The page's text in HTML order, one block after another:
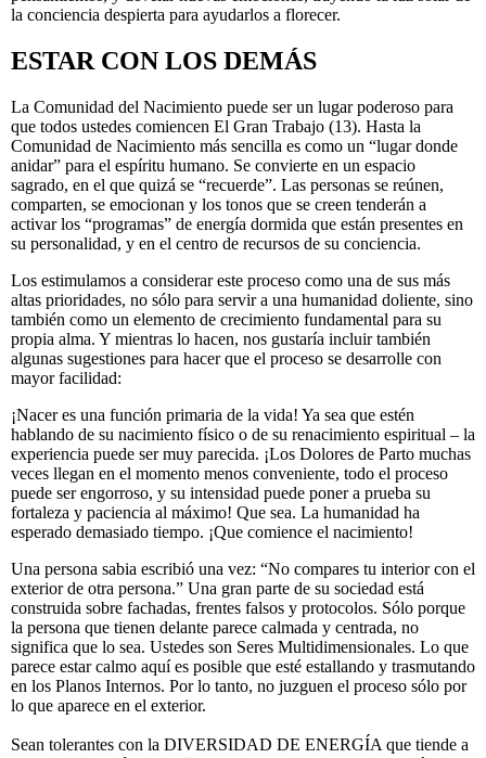
la conciencia despierta para ayudarlos a florecer.
ESTAR CON LOS DEMÁS
La Comunidad del Nacimiento puede ser un lugar poderoso para
que todos ustedes comiencen El Gran Trabajo (13). Hasta la
Comunidad de Nacimiento más sencilla es como un “lugar donde
anidar” para el espíritu humano. Se convierte en un espacio
sagrado, en el que quizá se “recuerde”. Las personas se reúnen,
comparten, se emocionan y los tonos que se creen tenderán a
activar los “programas” de energía dormida que están presentes en
su personalidad, y en el centro de recursos de su conciencia.
Los estimulamos a considerar este proceso como una de sus más
altas prioridades, no sólo para servir a una humanidad doliente, sino
también como un elemento de crecimiento fundamental para su
propia alma. Y mientras lo hacen, nos gustaría incluir también
algunas sugestiones para hacer que el proceso se desarrolle con
mayor facilidad:
¡Nacer es una función primaria de la vida! Ya sea que estén
hablando de su nacimiento físico o de su renacimiento espiritual – la
experiencia puede ser muy parecida. ¡Los Dolores de Parto muchas
veces llegan en el momento menos conveniente, todo el proceso
puede ser engorroso, y su intensidad puede poner a prueba su
fortaleza y paciencia al máximo! Que sea. La humanidad ha
esperado demasiado tiempo. ¡Que comience el nacimiento!
Una persona sabia escribió una vez: “No compares tu interior con el
exterior de otra persona.” Una gran parte de su sociedad está
construida sobre fachadas, frentes falsos y protocolos. Sólo porque
la persona que tienen delante parece calmada y centrada, no
significa que lo sea. Ustedes son Seres Multidimensionales. Lo que
parece estar calmo aquí es posible que esté estallando y trasmutando
en los Planos Internos. Por lo tanto, no juzguen el proceso sólo por
lo que aparece en el exterior.
Sean tolerantes con la DIVERSIDAD DE ENERGÍA que tiende a